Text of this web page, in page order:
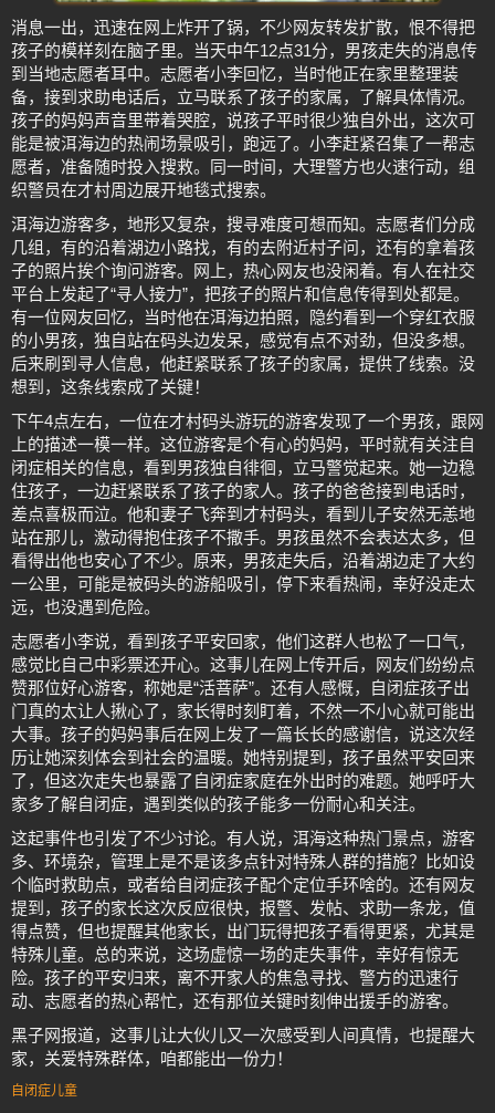
消息一出，迅速在网上炸开了锅，不少网友转发扩散，恨不得把
孩子的模样刻在脑子里。当天中午12点31分，男孩走失的消息传
到当地志愿者耳中。志愿者小李回忆，当时他正在家里整理装
备，接到求助电话后，立马联系了孩子的家属，了解具体情况。
孩子的妈妈声音里带着哭腔，说孩子平时很少独自外出，这次可
能是被洱海边的热闹场景吸引，跑远了。小李赶紧召集了一帮志
愿者，准备随时投入搜救。同一时间，大理警方也火速行动，组
织警员在才村周边展开地毯式搜索。
洱海边游客多，地形又复杂，搜寻难度可想而知。志愿者们分成
几组，有的沿着湖边小路找，有的去附近村子问，还有的拿着孩
子的照片挨个询问游客。网上，热心网友也没闲着。有人在社交
平台上发起了“寻人接力”，把孩子的照片和信息传得到处都是。
有一位网友回忆，当时他在洱海边拍照，隐约看到一个穿红衣服
的小男孩，独自站在码头边发呆，感觉有点不对劲，但没多想。
后来刷到寻人信息，他赶紧联系了孩子的家属，提供了线索。没
想到，这条线索成了关键！
下午4点左右，一位在才村码头游玩的游客发现了一个男孩，跟网
上的描述一模一样。这位游客是个有心的妈妈，平时就有关注自
闭症相关的信息，看到男孩独自徘徊，立马警觉起来。她一边稳
住孩子，一边赶紧联系了孩子的家人。孩子的爸爸接到电话时，
差点喜极而泣。他和妻子飞奔到才村码头，看到儿子安然无恙地
站在那儿，激动得抱住孩子不撒手。男孩虽然不会表达太多，但
看得出他也安心了不少。原来，男孩走失后，沿着湖边走了大约
一公里，可能是被码头的游船吸引，停下来看热闹，幸好没走太
远，也没遇到危险。
志愿者小李说，看到孩子平安回家，他们这群人也松了一口气，
感觉比自己中彩票还开心。这事儿在网上传开后，网友们纷纷点
赞那位好心游客，称她是“活菩萨”。还有人感慨，自闭症孩子出
门真的太让人揪心了，家长得时刻盯着，不然一不小心就可能出
大事。孩子的妈妈事后在网上发了一篇长长的感谢信，说这次经
历让她深刻体会到社会的温暖。她特别提到，孩子虽然平安回来
了，但这次走失也暴露了自闭症家庭在外出时的难题。她呼吁大
家多了解自闭症，遇到类似的孩子能多一份耐心和关注。
这起事件也引发了不少讨论。有人说，洱海这种热门景点，游客
多、环境杂，管理上是不是该多点针对特殊人群的措施？比如设
个临时救助点，或者给自闭症孩子配个定位手环啥的。还有网友
提到，孩子的家长这次反应很快，报警、发帖、求助一条龙，值
得点赞，但也提醒其他家长，出门玩得把孩子看得更紧，尤其是
特殊儿童。总的来说，这场虚惊一场的走失事件，幸好有惊无
险。孩子的平安归来，离不开家人的焦急寻找、警方的迅速行
动、志愿者的热心帮忙，还有那位关键时刻伸出援手的游客。
黑子网报道，这事儿让大伙儿又一次感受到人间真情，也提醒大
家，关爱特殊群体，咱都能出一份力！
自闭症儿童